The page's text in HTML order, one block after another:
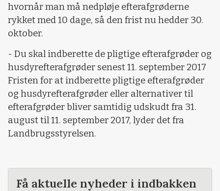
hvornår man må nedpløje efterafgrøderne
rykket med 10 dage, så den frist nu hedder 30.
oktober.
- Du skal indberette de pligtige efterafgrøder og
husdyrefterafgrøder senest 11. september 2017
Fristen for at indberette pligtige efterafgrøder
og husdyrefterafgrøder eller alternativer til
efterafgrøder bliver samtidig udskudt fra 31.
august til 11. september 2017, lyder det fra
Landbrugsstyrelsen.
Få aktuelle nyheder i indbakken